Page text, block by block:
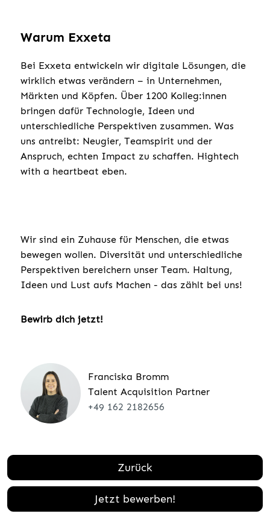
Warum Exxeta
Bei Exxeta entwickeln wir digitale Lösungen, die
wirklich etwas verändern – in Unternehmen,
Märkten und Köpfen. Über 1200 Kolleg:innen
bringen dafür Technologie, Ideen und
unterschiedliche Perspektiven zusammen. Was
uns antreibt: Neugier, Teamspirit und der
Anspruch, echten Impact zu schaffen. Hightech
with a heartbeat eben.
Wir sind ein Zuhause für Menschen, die etwas
bewegen wollen. Diversität und unterschiedliche
Perspektiven bereichern unser Team. Haltung,
Ideen und Lust aufs Machen - das zählt bei uns!
Bewirb dich jetzt!
Franciska Bromm
Talent Acquisition Partner
+49 162 2182656
Zurück
Jetzt bewerben!